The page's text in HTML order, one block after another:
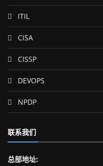
ITIL
CISA
CISSP
DEVOPS
NPDP
联系我们
总部地址: